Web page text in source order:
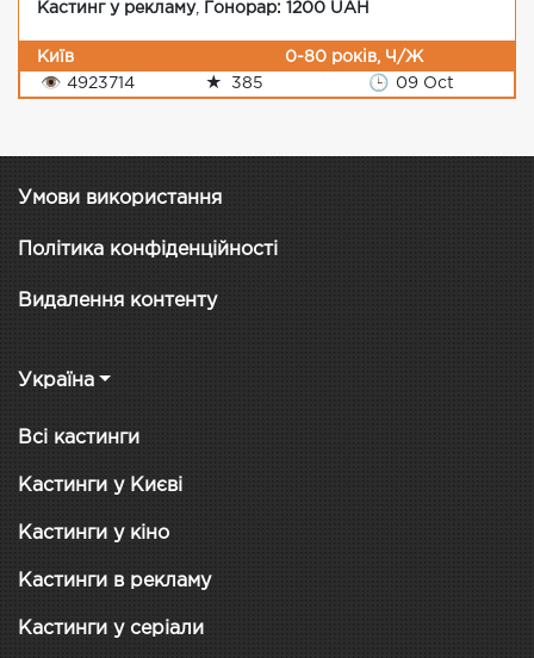
Кастинг у рекламу, Гонорар: 1200 UAH
Київ
0-80 років, Ч/Ж
👁 4923714 ★ 385 🕒 09 Oct
Умови використання
Політика конфіденційності
Видалення контенту
Україна
Всі кастинги
Кастинги у Києві
Кастинги у кіно
Кастинги в рекламу
Кастинги у серіали